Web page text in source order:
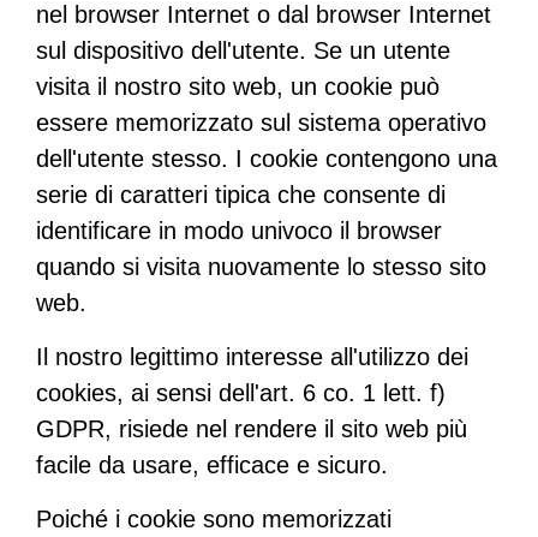
nel browser Internet o dal browser Internet
sul dispositivo dell'utente. Se un utente
visita il nostro sito web, un cookie può
essere memorizzato sul sistema operativo
dell'utente stesso. I cookie contengono una
serie di caratteri tipica che consente di
identificare in modo univoco il browser
quando si visita nuovamente lo stesso sito
web.
Il nostro legittimo interesse all'utilizzo dei
cookies, ai sensi dell'art. 6 co. 1 lett. f)
GDPR, risiede nel rendere il sito web più
facile da usare, efficace e sicuro.
Poiché i cookie sono memorizzati